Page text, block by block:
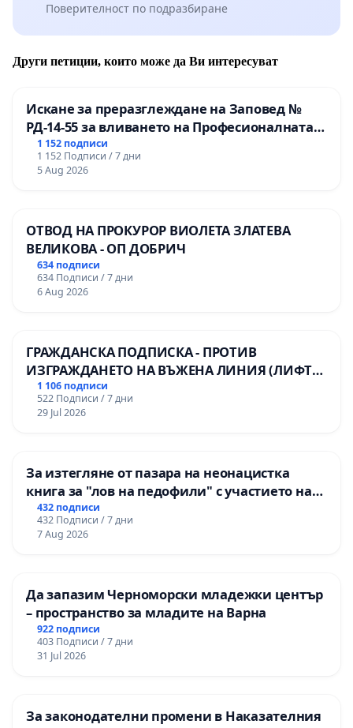
Поверителност по подразбиране
Други петиции, които може да Ви интересуват
Искане за преразглеждане на Заповед №
РД-14-55 за вливането на Професионалната
гимназия по промишлени технологии в
Професионалната гимназия по икономика и
мениджмънт – гр. Пазарджик
1 152 подписи
1 152 Подписи / 7 дни
5 Aug 2026
ОТВОД НА ПРОКУРОР ВИОЛЕТА ЗЛАТЕВА
ВЕЛИКОВА - ОП ДОБРИЧ
634 подписи
634 Подписи / 7 дни
6 Aug 2026
ГРАЖДАНСКА ПОДПИСКА - ПРОТИВ
ИЗГРАЖДАНЕТО НА ВЪЖЕНА ЛИНИЯ (ЛИФТ)
НА ТЕРИТОРИЯТА НА ПРИРОДНА
ЗАБЕЛЕЖИТЕЛНОСТ „ХЪЛМ НА
ОСВОБОДИТЕЛИТЕ“ (БУНАРДЖИК)
1 106 подписи
522 Подписи / 7 дни
29 Jul 2026
За изтегляне от пазара на неонацистка
книга за "лов на педофили" с участието на
деца
432 подписи
432 Подписи / 7 дни
7 Aug 2026
Да запазим Черноморски младежки център
– пространство за младите на Варна
922 подписи
403 Подписи / 7 дни
31 Jul 2026
За законодателни промени в Наказателния